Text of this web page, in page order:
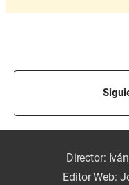
Director:
Editor Web: